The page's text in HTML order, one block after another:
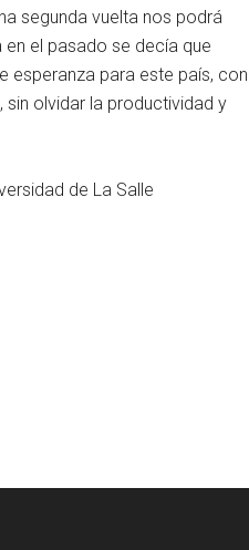
segunda vuelta nos podrá
el pasado se decía que
esperanza para este país, con
sin olvidar la productividad y
de La Salle